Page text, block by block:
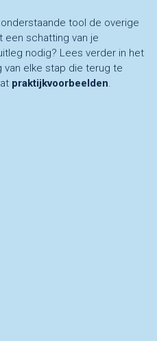
tool de overige
een schatting van je
nodig? Lees verder in het
elke stap die terug te
praktijkvoorbeelden.